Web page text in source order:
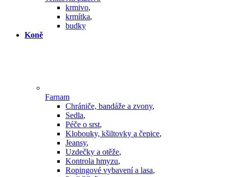
krmivo,
krmítka,
budky
Koně
Farnam
Chrániče, bandáže a zvony,
Sedla,
Péče o srst,
Klobouky, kšiltovky a čepice,
Jeansy,
Uzdečky a otěže,
Kontrola hmyzu,
Ropingové vybavení a lasa,